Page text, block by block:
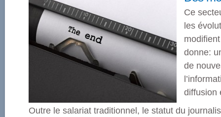
Ce
les
donne:
de
diffusion
Outre le salariat traditionnel, le statut du